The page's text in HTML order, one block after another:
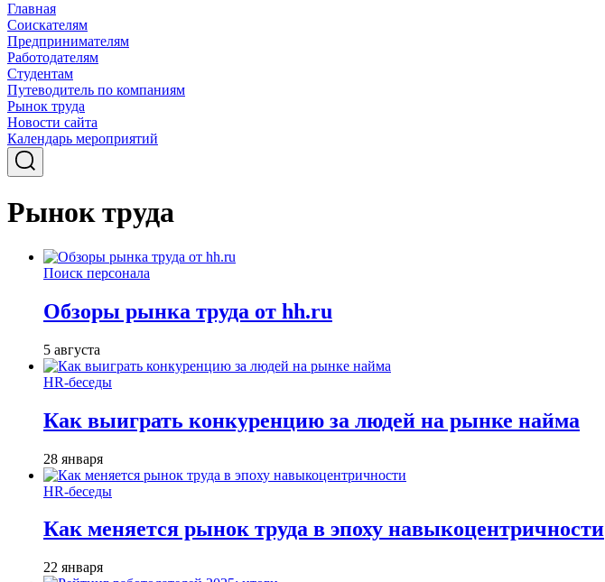
Главная
Соискателям
Предпринимателям
Работодателям
Студентам
Путеводитель по компаниям
Рынок труда
Новости сайта
Календарь мероприятий
Рынок труда
Поиск персонала
Обзоры рынка труда от hh.ru
5 августа
HR-беседы
Как выиграть конкуренцию за людей на рынке найма
28 января
HR-беседы
Как меняется рынок труда в эпоху навыкоцентричности
22 января